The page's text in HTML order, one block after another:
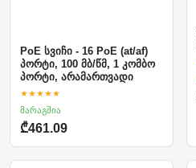
PoE სვიჩი - 16 PoE (at/af)
პორტი, 100 მბ/წმ, 1 კომბო
პორტი, არამართვადი
★★★★★
მარაგშია
₾461.09